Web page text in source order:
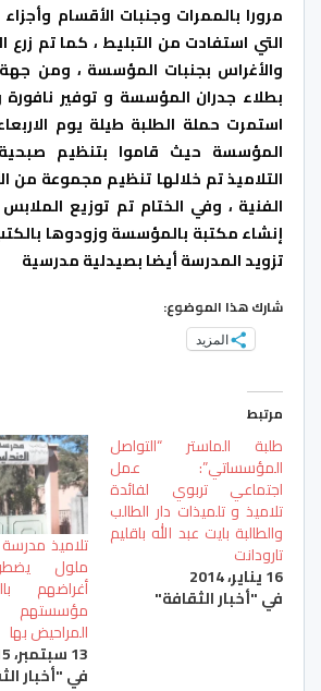
مرورا بالممرات وجنبات الأقسام
التي استفادت من التبليط ، كما تم زرع
والأغراس بجنبات المؤسسة ، ومن
بطلاء جدران المؤسسة و توفير
المؤسسة حيث قاموا بتنظيم صبحية
التلاميذ تم خلالها تنظيم مجموعة من
الفنية ، وفي الختام تم توزيع
إنشاء مكتبة بالمؤسسة وزودوها
تزويد المدرسة أيضا بصيدلية مدرسية
شارك هذا الموضوع:
المزيد
مرتبط
طلبة الماستر “التواصل
المؤسساتي”: عمل
اجتماعي تربوي لفائدة
تلاميذ و تلميذات دار الطالب
والطالبة بايت عبد الله باقليم
تارودانت
16 يناير، 2014
في "أخبار الثقافة"
تلاميذ مدرسة
ملول
أغراضهم
المراحيض بها
13 سبتمبر، 2015
في "أخبار